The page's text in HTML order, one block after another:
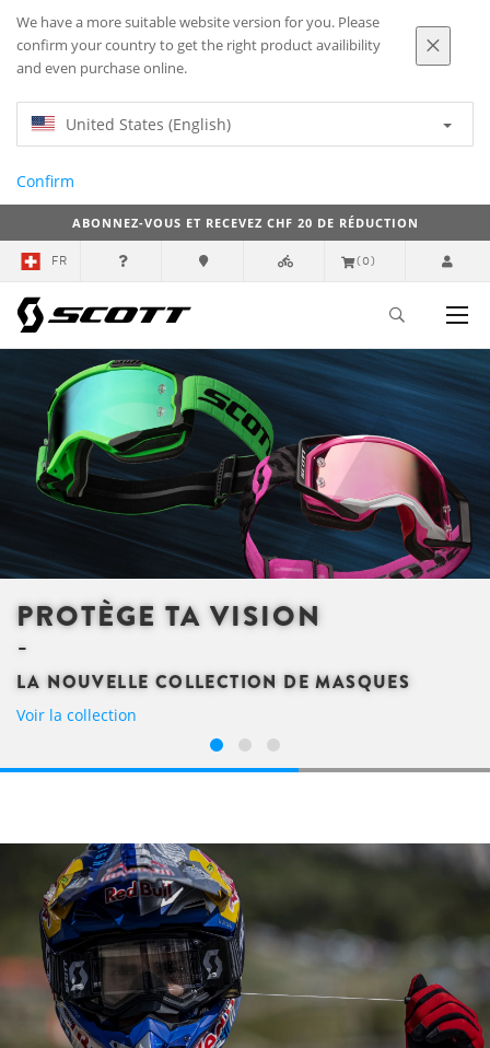
We have a more suitable website version for you. Please
confirm your country to get the right product availibility
and even purchase online.
United States (English)
Confirm
ABONNEZ-VOUS ET RECEVEZ CHF 20 DE RÉDUCTION
FR (0)
PROTÈGE TA VISION
LA NOUVELLE COLLECTION DE MASQUES
Voir la collection